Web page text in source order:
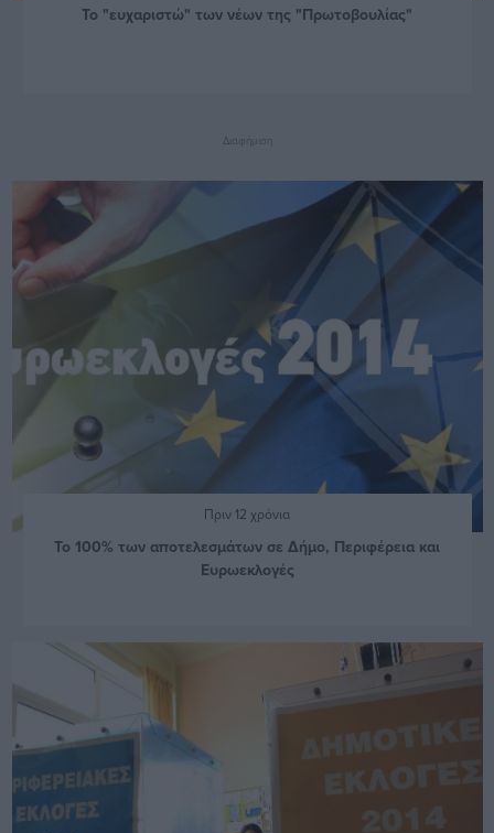
Το "ευχαριστώ" των νέων της "Πρωτοβουλίας"
Διαφήμιση
Πριν 12 χρόνια
Το 100% των αποτελεσμάτων σε Δήμο, Περιφέρεια και
Ευρωεκλογές